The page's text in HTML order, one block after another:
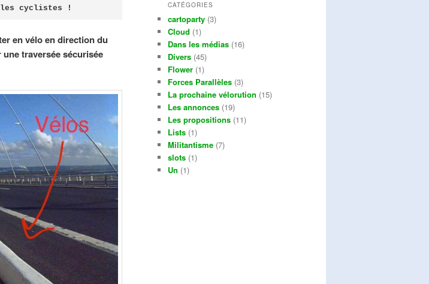
les cyclistes !
en vélo en direction du
traversée sécurisée
CATÉGORIES
cartoparty (3)
Cloud (1)
Dans les médias (16)
Divers (45)
Flower (1)
Forces Parallèles (3)
La prochaine vélorution (15)
Les annonces (19)
Les propositions (11)
Lists (1)
Militantisme (7)
slots (1)
Un (1)